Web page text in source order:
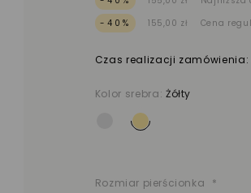
-40%
155,00 zł Cena
Czas realizacji zamówienia:
Kolor srebra: Żółty
Rozmiar pierścionka